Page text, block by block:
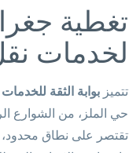
تغطية
لخدمات
تتميز بوابة الثقة للخدمات
حي الملز، من الشوارع
تقتصر على نطاق